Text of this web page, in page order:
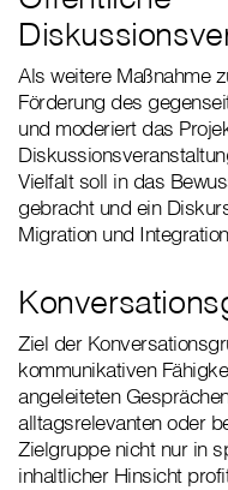
Als weitere Maßnahme
Förderung des
und moderiert das
Vielfalt soll in das
gebracht und ein
Migration und
Ziel der
kommunikativen
angeleiteten
alltagsrelevanten oder
Zielgruppe nicht nur in
inhaltlicher Hinsicht